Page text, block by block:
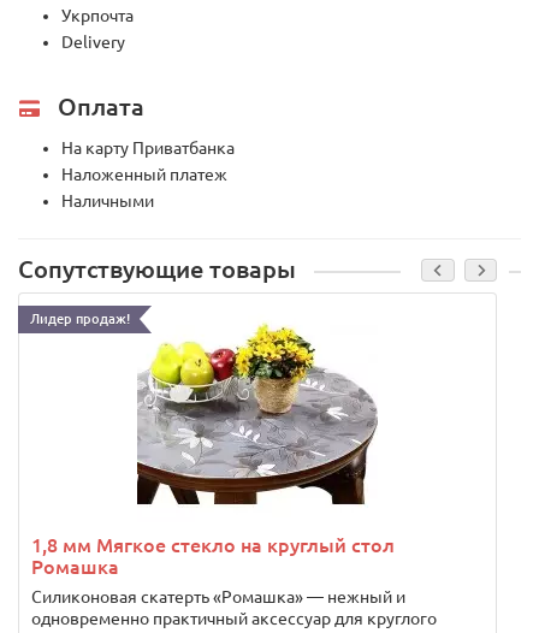
Укрпочта
Delivery
Оплата
На карту Приватбанка
Наложенный платеж
Наличными
Сопутствующие товары
Лидер продаж!
1,8 мм Мягкое стекло на круглый стол
Ромашка
Силиконовая скатерть «Ромашка» — нежный и
одновременно практичный аксессуар для круглого